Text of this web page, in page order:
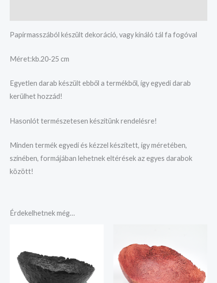
Papírmasszából készült dekoráció, vagy kínáló tál fa fogóval
Méret:kb.20-25 cm
Egyetlen darab készült ebből a termékből, így egyedi darab
kerülhet hozzád!
Hasonlót természetesen készítünk rendelésre!
Minden termék egyedi és kézzel készített, így méretében,
színében, formájában lehetnek eltérések az egyes darabok
között!
Érdekelhetnek még…